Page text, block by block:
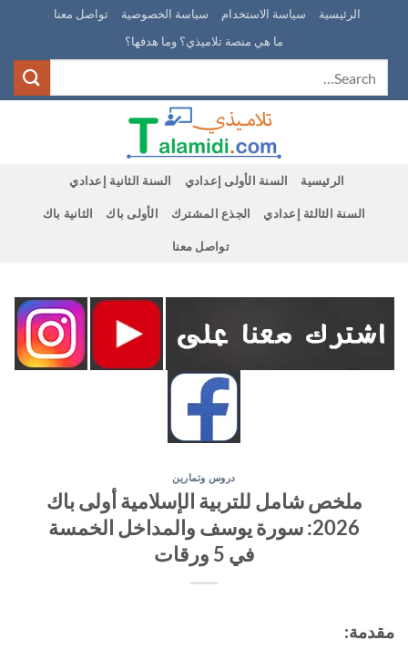
content
الرئيسية سياسة الاستخدام سياسة الخصوصية
تواصل معنا
ما هي منصة تلاميذي؟ وما هدفها؟
الرئيسية السنة الأولى إعدادي السنة الثانية إعدادي
السنة الثالثة إعدادي الجذع المشترك الأولى باك الثانية باك
تواصل معنا
دروس وتمارين
ملخص شامل للتربية الإسلامية أولى باك
2026: سورة يوسف والمداخل الخمسة
في 5 ورقات
مقدمة: